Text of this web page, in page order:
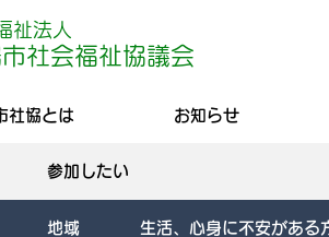
祉法人
市社会福祉協議会
社協とは お知らせ
参加したい
地域 生活、心身に不安がある